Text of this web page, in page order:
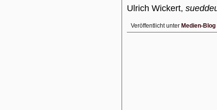
Ulrich Wickert,
Veröffentlicht unter Medien-Blog